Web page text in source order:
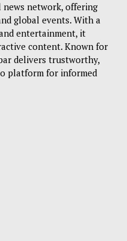
news network, offering
global events. With a
entertainment, it
content. Known for
delivers trustworthy,
platform for informed